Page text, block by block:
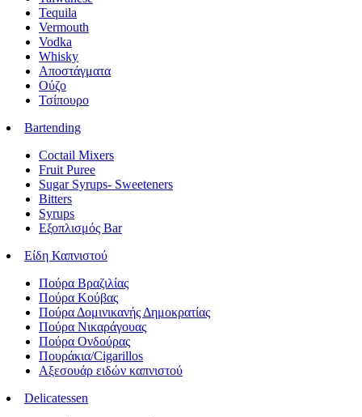
Tequila
Vermouth
Vodka
Whisky
Αποστάγματα
Ούζο
Τσίπουρο
Bartending
Coctail Mixers
Fruit Puree
Sugar Syrups- Sweeteners
Bitters
Syrups
Εξοπλισμός Bar
Είδη Καπνιστού
Πούρα Βραζιλίας
Πούρα Κούβας
Πούρα Δομινικανής Δημοκρατίας
Πούρα Νικαράγουας
Πούρα Ονδούρας
Πουράκια/Cigarillos
Αξεσουάρ ειδών καπνιστού
Delicatessen